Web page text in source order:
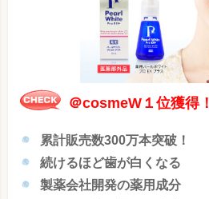
＠cosmeW１位獲得！
累計販売数300万本突破！
続けるほど歯が白くなる
製薬会社開発の薬用成分